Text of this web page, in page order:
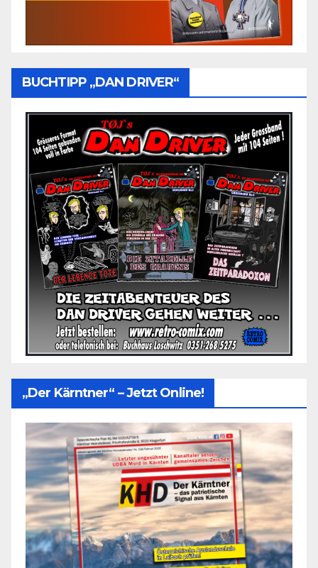
BUCHTIPP „DAN DRIVER“
„Der Kärntner“ – Jetzt Online!